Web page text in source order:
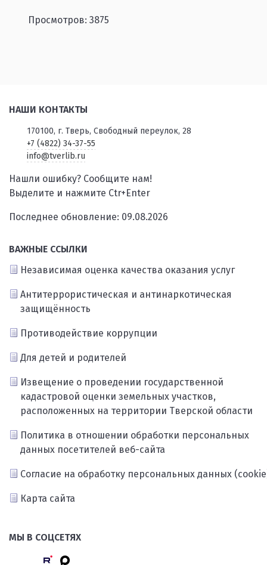
Просмотров: 3875
НАШИ КОНТАКТЫ
170100, г. Тверь, Свободный переулок, 28
+7 (4822) 34-37-55
info@tverlib.ru
Нашли ошибку? Сообщите нам!
Выделите и нажмите Ctr+Enter
Последнее обновление: 09.08.2026
ВАЖНЫЕ ССЫЛКИ
Независимая оценка качества оказания услуг
Антитеррористическая и антинаркотическая
защищённость
Противодействие коррупции
Для детей и родителей
Извещение о проведении государственной
кадастровой оценки земельных участков,
расположенных на территории Тверской области
Политика в отношении обработки персональных
данных посетителей веб-сайта
Согласие на обработку персональных данных
Карта сайта
МЫ В СОЦСЕТЯХ